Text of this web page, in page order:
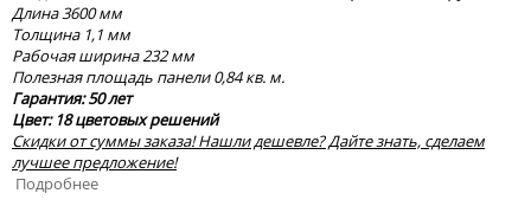
Длина 3600 мм
Толщина 1,1 мм
Рабочая ширина 232 мм
Полезная площадь панели 0,84 кв. м.
Гарантия: 50 лет
Цвет: 18 цветовых решений
Скидки от суммы заказа! Нашли дешевле? Дайте знать, сделаем
лучшее предложение!
Подробнее